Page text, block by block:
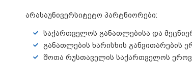
არასაუნივერსიტეტო პარტნიორები:
საქართველოს განათლებისა და
განათლების ხარისხის განვითარების
შოთა რუსთაველის საქართველოს